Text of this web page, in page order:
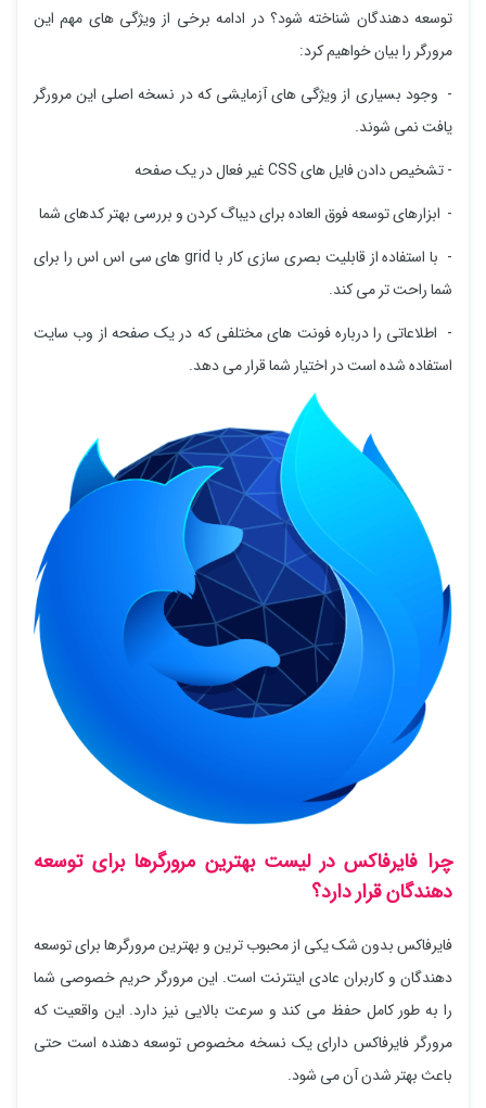
توسعه دهندگان شناخته شود؟ در ادامه برخی از ویژگی های مهم این
مرورگر را بیان خواهیم کرد:
- وجود بسیاری از ویژگی های آزمایشی که در نسخه اصلی این مرورگر
یافت نمی شوند.
- تشخیص دادن فایل های CSS غیر فعال در یک صفحه
- ابزارهای توسعه فوق العاده برای دیباگ کردن و بررسی بهتر کدهای شما
- با استفاده از قابلیت بصری سازی کار با grid های سی اس اس را برای
شما راحت تر می کند.
- اطلاعاتی را درباره فونت های مختلفی که در یک صفحه از وب سایت
استفاده شده است در اختیار شما قرار می دهد.
چرا فایرفاکس در لیست بهترین مرورگرها برای توسعه
دهندگان قرار دارد؟
فایرفاکس بدون شک یکی از محبوب ترین و بهترین مرورگرها برای توسعه
دهندگان و کاربران عادی اینترنت است. این مرورگر حریم خصوصی شما
را به طور کامل حفظ می کند و سرعت بالایی نیز دارد. این واقعیت که
مرورگر فایرفاکس دارای یک نسخه مخصوص توسعه دهنده است حتی
باعث بهتر شدن آن می شود.